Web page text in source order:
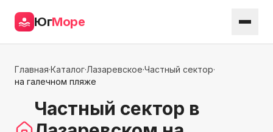
ЮгМоре
Главная·Каталог·Лазаревское·Частный сектор·
на галечном пляже
Частный сектор в